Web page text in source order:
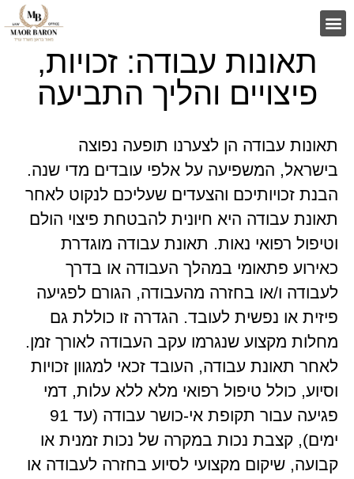
תאונות עבודה: זכויות,
פיצויים והליך התביעה
תאונות עבודה הן לצערנו תופעה נפוצה
בישראל, המשפיעה על אלפי עובדים מדי שנה.
הבנת זכויותיכם והצעדים שעליכם לנקוט לאחר
תאונת עבודה היא חיונית להבטחת פיצוי הולם
וטיפול רפואי נאות. תאונת עבודה מוגדרת
כאירוע פתאומי במהלך העבודה או בדרך
לעבודה ו/או בחזרה מהעבודה, הגורם לפגיעה
פיזית או נפשית לעובד. הגדרה זו כוללת גם
מחלות מקצוע שנגרמו עקב העבודה לאורך זמן.
לאחר תאונת עבודה, העובד זכאי למגוון זכויות
וסיוע, כולל טיפול רפואי מלא ללא עלות, דמי
פגיעה עבור תקופת אי-כושר עבודה (עד 91
ימים), קצבת נכות במקרה של נכות זמנית או
קבועה, שיקום מקצועי לסיוע בחזרה לעבודה או